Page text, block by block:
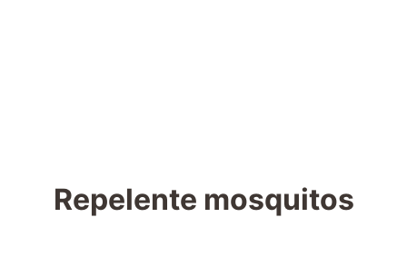
Repelente mosquitos